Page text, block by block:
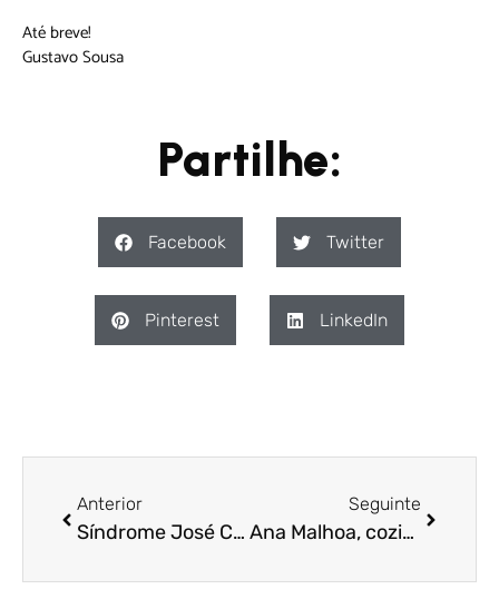
Até breve!
Gustavo Sousa
Partilhe:
Facebook Twitter
Pinterest LinkedIn
Anterior
Síndrome José Castelo Branco
Seguinte
Ana Malhoa, cozido à portuguesa e natas do céu